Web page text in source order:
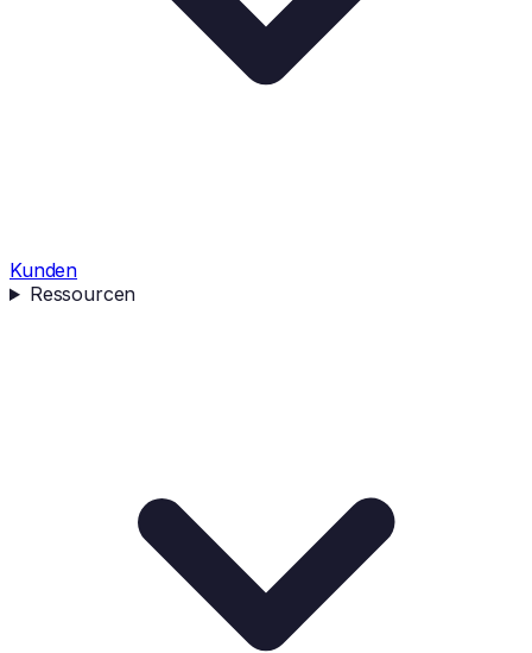
Kunden
Ressourcen